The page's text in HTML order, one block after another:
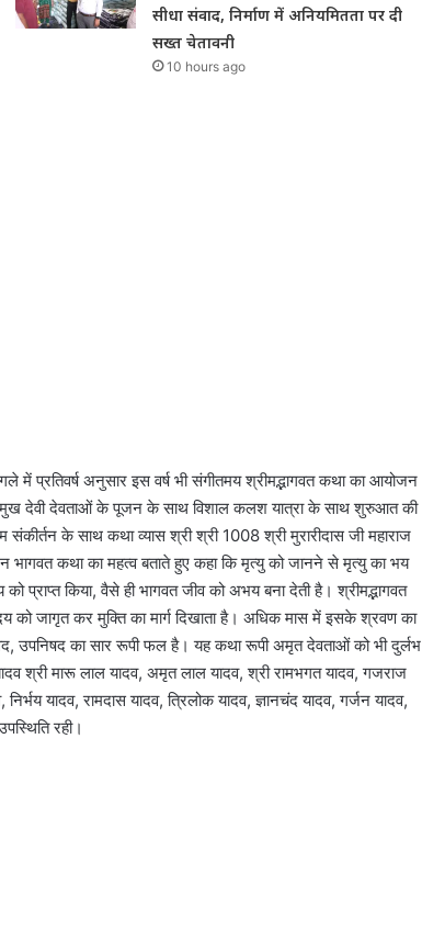
सीधा संवाद, निर्माण में अनियमितता पर दी
सख्त चेतावनी
10 hours ago
में प्रतिवर्ष अनुसार इस वर्ष भी संगीतमय श्रीमद्भागवत कथा का आयोजन
प्रमुख देवी देवताओं के पूजन के साथ विशाल कलश यात्रा के साथ शुरुआत की
के साथ कथा व्यास श्री श्री 1008 श्री मुरारीदास जी महाराज
भागवत कथा का महत्व बताते हुए कहा कि मृत्यु को जानने से मृत्यु का भय
प्राप्त किया, वैसे ही भागवत जीव को अभय बना देती है। श्रीमद्भागवत
को जागृत कर मुक्ति का मार्ग दिखाता है। अधिक मास में इसके श्रवण का
उपनिषद का सार रूपी फल है। यह कथा रूपी अमृत देवताओं को भी दुर्लभ
श्री मारू लाल यादव, अमृत लाल यादव, श्री रामभगत यादव, गजराज
यादव, रामदास यादव, त्रिलोक यादव, ज्ञानचंद यादव, गर्जन यादव,
रही।